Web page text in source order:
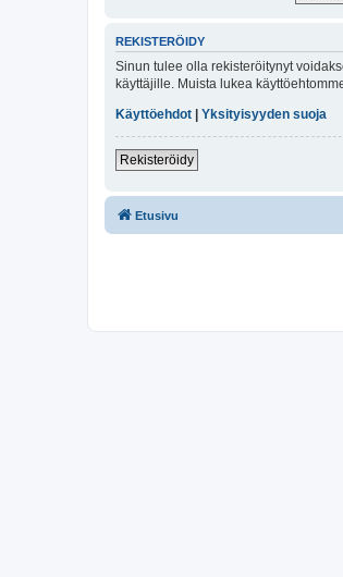
REKISTERÖIDY
Sinun tulee olla rekisteröitynyt
käyttäjille. Muista lukea
Käyttöehdot
Yksityisyyden suoja
Rekisteröidy
Etusivu